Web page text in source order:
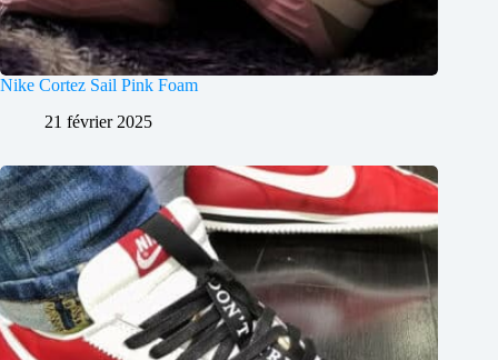
Nike Cortez Sail Pink Foam
21 février 2025